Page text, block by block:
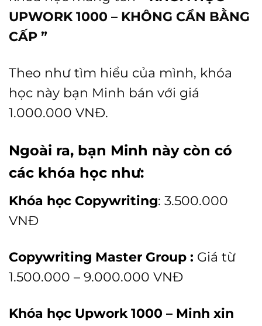
UPWORK 1000 – KHÔNG CẦN BẰNG
CẤP ”
Theo như tìm hiểu của mình, khóa
học này bạn Minh bán với giá
1.000.000 VNĐ.
Ngoài ra, bạn Minh này còn có
các khóa học như:
Khóa học Copywriting: 3.500.000
VNĐ
Copywriting Master Group : Giá từ
1.500.000 – 9.000.000 VNĐ
Khóa học Upwork 1000 – Minh xin